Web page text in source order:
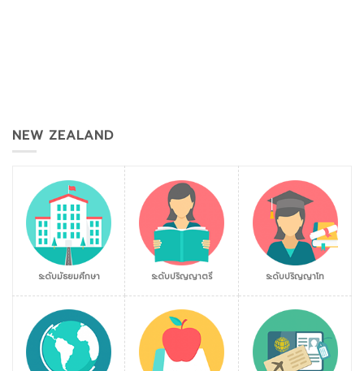
NEW ZEALAND
ระดับมัธยมศึกษา ระดับปริญญาตรี ระดับปริญญาโท